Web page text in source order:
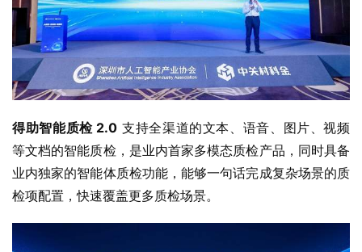
得助智能质检 2.0 支持全渠道的文本、语音、图片、视频
等文档的智能质检，是业内首家多模态质检产品，同时具备
业内独家的智能体质检功能，能够一句话完成复杂场景的质
检项配置，快速覆盖更多质检场景。